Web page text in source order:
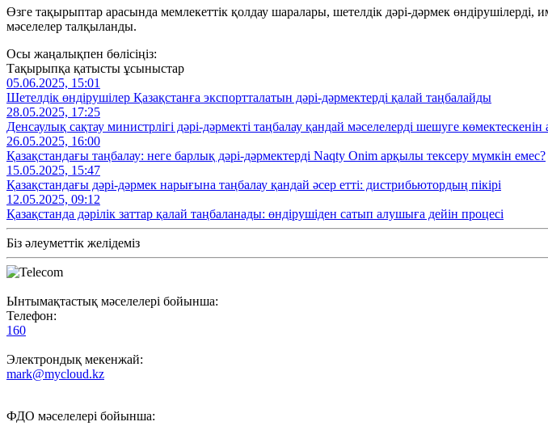
Өзге тақырыптар арасында мемлекеттік қолдау шаралары, шетелдік дәрі-дәрмек
мәселелер талқыланды.
Осы жаңалықпен бөлісіңіз:
Тақырыпқа қатысты ұсыныстар
05.06.2025, 15:01
Шетелдік өндірушілер Қазақстанға экспортталатын дәрі-дәрмектерді қалай таңбалайды
28.05.2025, 17:25
Денсаулық сақтау министрлігі дәрі-дәрмекті таңбалау қандай мәселелерді шешуге көмектескенін
26.05.2025, 16:00
Қазақстандағы таңбалау: неге барлық дәрі-дәрмектерді Naqty Onim арқылы тексеру мүмкін емес?
15.05.2025, 15:47
Қазақстандағы дәрі-дәрмек нарығына таңбалау қандай әсер етті: дистрибьютордың пікірі
12.05.2025, 09:12
Қазақстанда дәрілік заттар қалай таңбаланады: өндірушіден сатып алушыға дейін процесі
Біз әлеуметтік желідеміз
Ынтымақтастық мәселелері бойынша:
Телефон:
160
Электрондық мекенжай:
mark@mycloud.kz
ФДО мәселелері бойынша: